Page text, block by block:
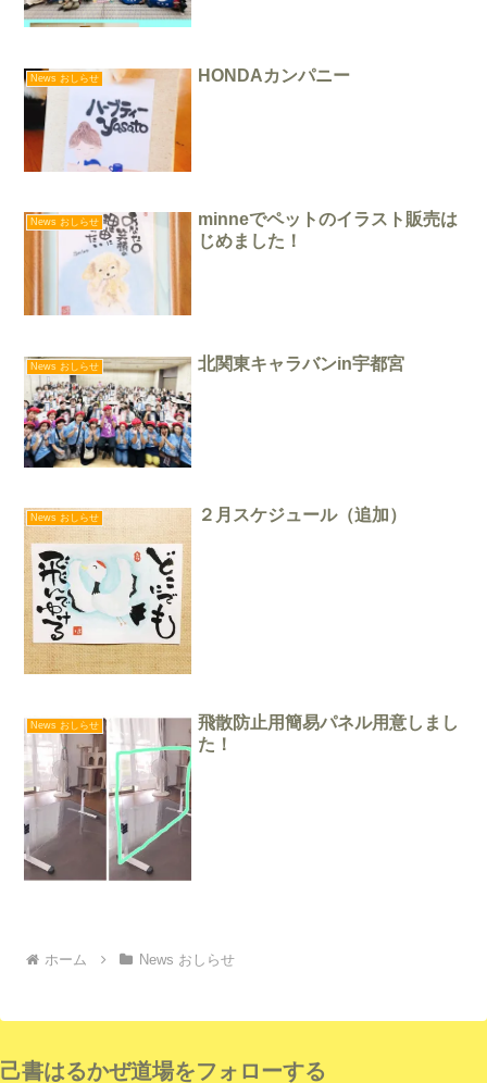
News おしらせ HONDAカンパニー
News おしらせ
minneでペットのイラスト販売は
じめました！
News おしらせ 北関東キャラバンin宇都宮
News おしらせ ２月スケジュール（追加）
News おしらせ
飛散防止用簡易パネル用意しまし
た！
ホーム News おしらせ
己書はるかぜ道場をフォローする